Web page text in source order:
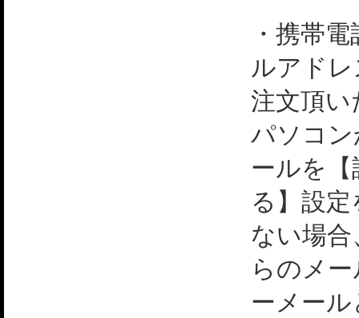
・携帯
ルアド
注文頂い
パソコ
ールを【
る】設
ない場
らのメ
ーメー